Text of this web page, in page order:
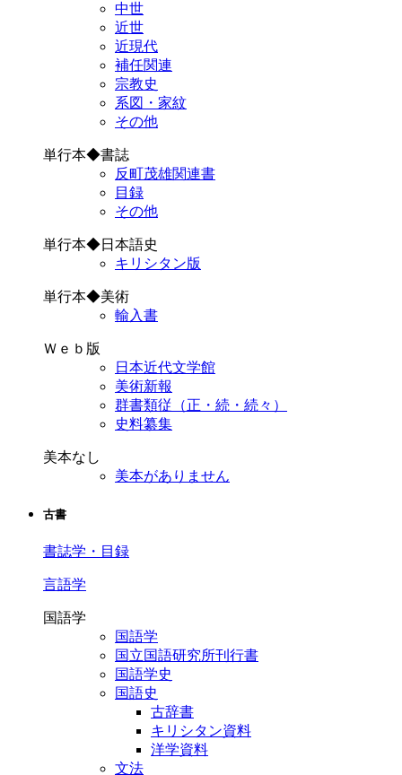
中世
近世
近現代
補任関連
宗教史
系図・家紋
その他
単行本◆書誌
反町茂雄関連書
目録
その他
単行本◆日本語史
キリシタン版
単行本◆美術
輸入書
Ｗｅｂ版
日本近代文学館
美術新報
群書類従（正・続・続々）
史料纂集
美本なし
美本がありません
古書
書誌学・目録
言語学
国語学
国語学
国立国語研究所刊行書
国語学史
国語史
古辞書
キリシタン資料
洋学資料
文法